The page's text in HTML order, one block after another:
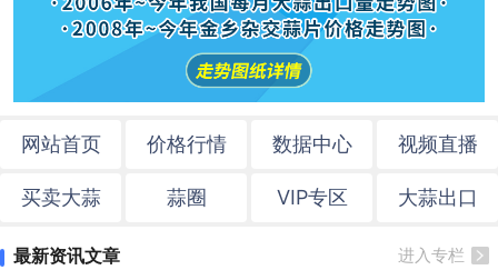
网站首页 价格行情 数据中心 视频直播
买卖大蒜 蒜圈 VIP专区 大蒜出口
进入专栏
最新资讯文章